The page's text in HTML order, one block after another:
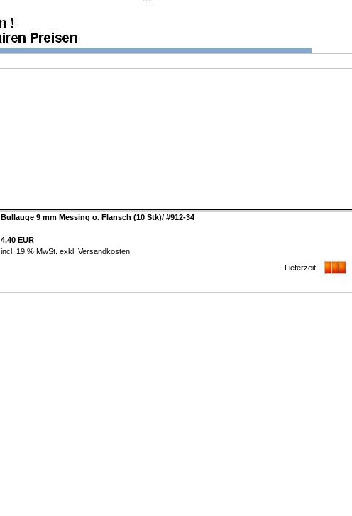
Bullauge 9 mm Messing o. Flansch (10 Stk)/ #912-34
4,40 EUR
incl. 19 % MwSt. exkl. Versandkosten
Lieferzeit: